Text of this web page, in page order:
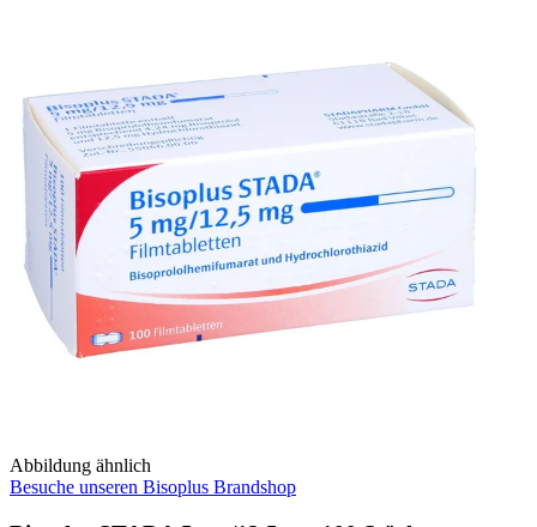
Abbildung ähnlich
Besuche unseren Bisoplus Brandshop